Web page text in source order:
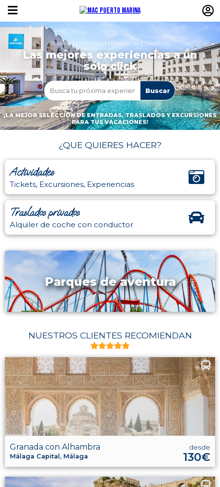
TICKETS EXCURSIONES EXPERIENCIAS TRANSFERS
Las mejores experiencias a un
sólo click
¡LA MEJOR SELECCIÓN DE ENTRADAS, TRASLADOS Y EXCURSIONES
PARA TUS VACACIONES!
¿QUE QUIERES HACER?
Actividades
Tickets, Excursiones, Experiencias
Traslados privados
Alquiler de coche con conductor
Parques de aventura
NUESTROS CLIENTES RECOMIENDAN
Granada con Alhambra
Málaga Capital, Málaga
desde
130€